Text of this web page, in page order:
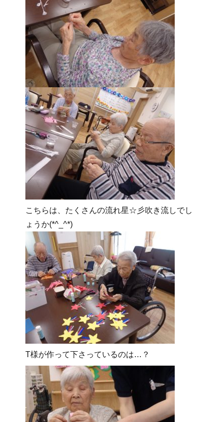
こちらは、たくさんの流れ星☆彡吹き流しでし
ょうか(*^_^*)
T様が作って下さっているのは…？